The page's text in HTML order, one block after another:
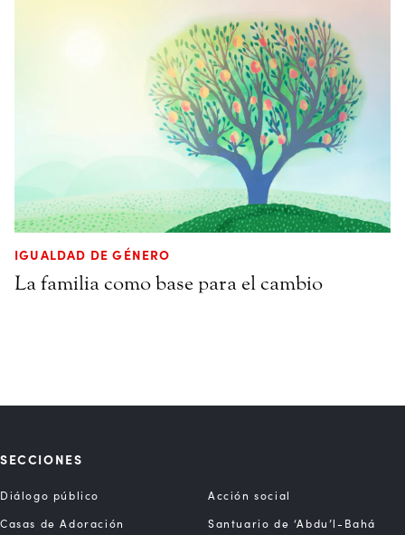
IGUALDAD DE GÉNERO
La familia como base para el cambio
SECCIONES
Diálogo público
Acción social
Casas de Adoración
Santuario de ‘Abdu’l-Bahá